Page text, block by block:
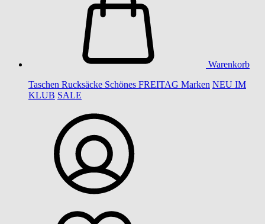
Warenkorb
Taschen Rucksäcke Schönes FREITAG Marken NEU IM
KLUB SALE